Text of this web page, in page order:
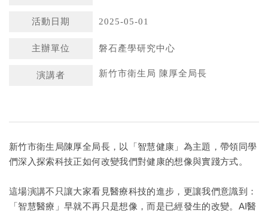
活動日期 2025-05-01
主辦單位 磐石產學研究中心
演講者 新竹市衛生局 陳厚全局長
新竹市衛生局陳厚全局長，以「智慧健康」為主題，帶領同學
們深入探索科技正如何改變我們對健康的想像與實踐方式。
這場演講不只讓大家看見醫療科技的進步，更讓我們意識到：
「智慧醫療」早就不再只是想像，而是已經發生的改變。AI醫